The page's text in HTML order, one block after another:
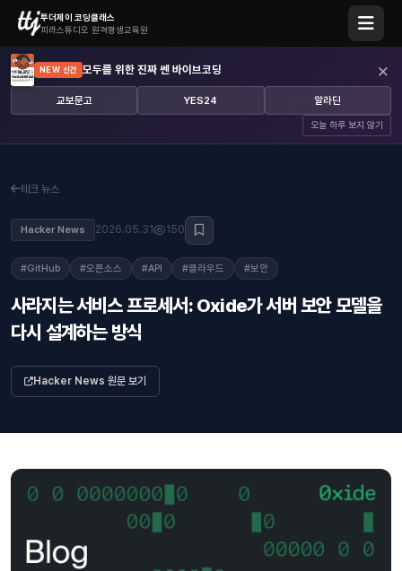
투더제이 코딩클래스
피라스튜디오 원격평생교육원
NEW 신간 모두를 위한 진짜 쎈 바이브코딩
교보문고 YES24 알라딘
오늘 하루 보지 않기
×
테크 뉴스
Hacker News 2026.05.31 150
#GitHub #오픈소스 #API #클라우드 #보안
사라지는 서비스 프로세서: Oxide가 서버 보안 모델을
다시 설계하는 방식
Hacker News 원문 보기